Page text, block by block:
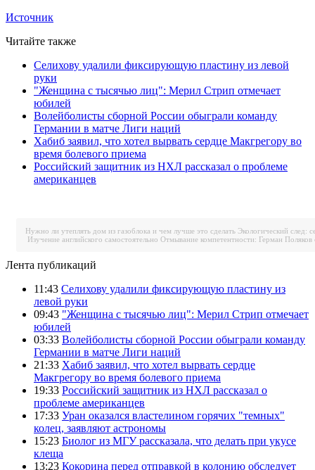
Источник
Читайте также
Селихову удалили фиксирующую пластину из левой
руки
"Женщина с тысячью лиц": Мерил Стрип отмечает
юбилей
Волейболисты сборной России обыграли команду
Германии в матче Лиги наций
Хабиб заявил, что хотел вырвать сердце Макгрегору во
время болевого приема
Российский защитник из НХЛ рассказал о проблеме
американцев
Нужно ли утеплять дом из газоблока и чем лучше это сделать Экологический след:
Изучение английского самостоятельно Отмывание компетентности: Герман
Лента публикаций
11:43 Селихову удалили фиксирующую пластину из
левой руки
09:43 "Женщина с тысячью лиц": Мерил Стрип отмечает
юбилей
03:33 Волейболисты сборной России обыграли команду
Германии в матче Лиги наций
21:33 Хабиб заявил, что хотел вырвать сердце
Макгрегору во время болевого приема
19:33 Российский защитник из НХЛ рассказал о
проблеме американцев
17:33 Уран оказался властелином горячих "темных"
колец, заявляют астрономы
15:23 Биолог из МГУ рассказала, что делать при укусе
клеща
13:23 Кокорина перед отправкой в колонию обследует